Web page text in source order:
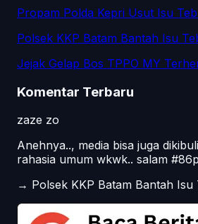
Propam Polda Kepri Usut Isu
Polsek KKP Batam Bantah Isu
Jejak Gelap Bos TPPO MY
Komentar Terbaru
zaze zo
Anehnya.., media bisa juga
rahasia umum wkwk.. salam
→ Polsek KKP Batam Bantah Isu